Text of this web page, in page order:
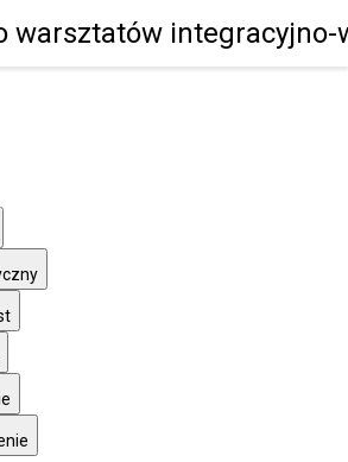
warsztatów